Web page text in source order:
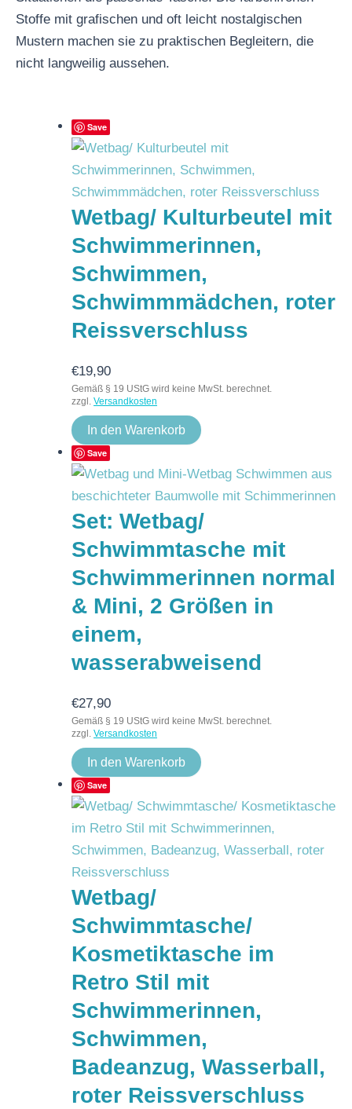
Stoffe mit grafischen und oft leicht nostalgischen
Mustern machen sie zu praktischen Begleitern, die
nicht langweilig aussehen.
Save
Wetbag/ Kulturbeutel mit
Schwimmerinnen,
Schwimmen,
Schwimmmädchen, roter
Reissverschluss
€19,90
Gemäß § 19 UStG wird keine MwSt. berechnet.
zzgl. Versandkosten
In den Warenkorb
Save
Set: Wetbag/
Schwimmtasche mit
Schwimmerinnen normal
& Mini, 2 Größen in
einem,
wasserabweisend
€27,90
Gemäß § 19 UStG wird keine MwSt. berechnet.
zzgl. Versandkosten
In den Warenkorb
Save
Wetbag/
Schwimmtasche/
Kosmetiktasche im
Retro Stil mit
Schwimmerinnen,
Schwimmen,
Badeanzug, Wasserball,
roter Reissverschluss